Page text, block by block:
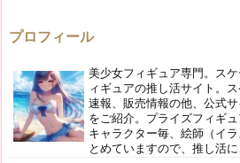
プロフィール
美少女フィギュア専門。ス
ィギュアの推し活サイト。
速報、販売情報の他、公式
をご紹介。プライズフィギ
キャラクター毎、絵師（イ
とめていますので、推し活に